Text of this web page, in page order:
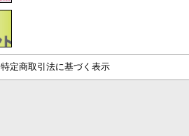
特定商取引法に基づく表示